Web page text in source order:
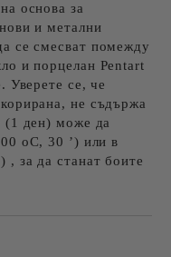
основа за
и метални
се смесват помежду
и порцелан Pentart
Уверете се, че
не съдържа
(1 ден) може да
oC, 30 ’) или в
, за да станат боите